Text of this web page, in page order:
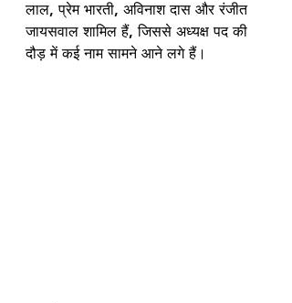
लाल, प्रेम भारती, अविनाश दास और रंजीत
जायसवाल शामिल हैं, जिससे अध्यक्ष पद की
दौड़ में कई नाम सामने आने लगे हैं।